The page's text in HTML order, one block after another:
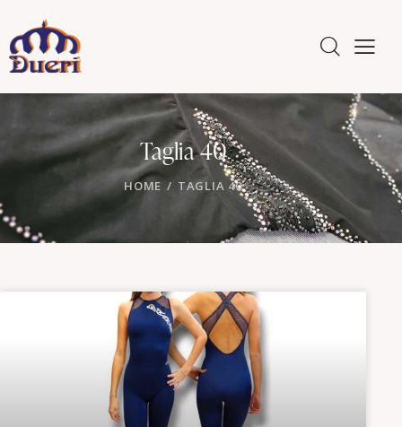
Taglia 40
HOME TAGLIA 40